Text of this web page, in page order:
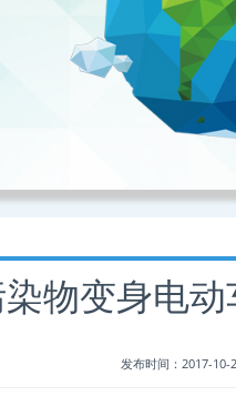
物变身电动
发布时间：2017-10-